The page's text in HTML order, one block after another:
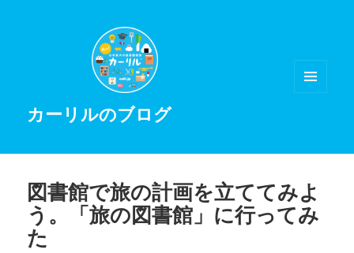
カーリルのブログ
図書館で旅の計画を立ててみよ
う。「旅の図書館」に行ってみ
た